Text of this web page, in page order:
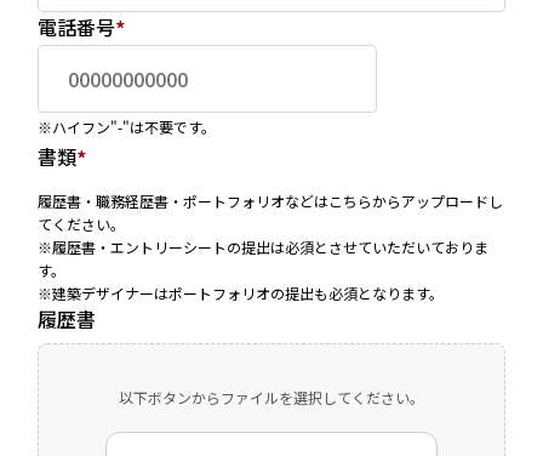
電話番号*
※ハイフン"-"は不要です。
書類*
履歴書・職務経歴書・ポートフォリオなどはこちらからアップロードし
てください。
※履歴書・エントリーシートの提出は必須とさせていただいておりま
す。
※建築デザイナーはポートフォリオの提出も必須となります。
履歴書
以下ボタンからファイルを選択してください。